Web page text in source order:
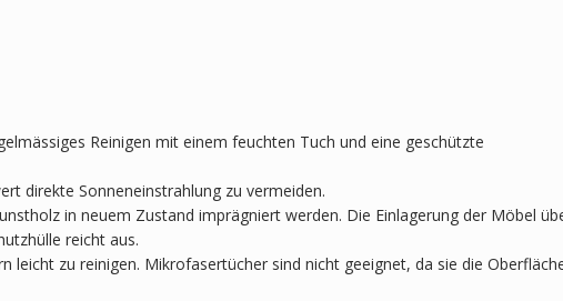
Reinigen mit einem feuchten Tuch und eine geschützte
direkte Sonneneinstrahlung zu vermeiden.
in neuem Zustand imprägniert werden. Die Einlagerung der Möbel
reicht aus.
zu reinigen. Mikrofasertücher sind nicht geeignet, da sie die